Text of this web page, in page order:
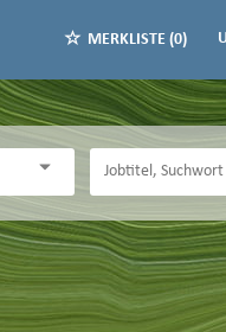
MERKLISTE (0)